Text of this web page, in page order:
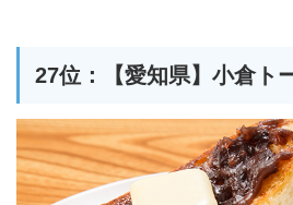
27位：【愛知県】小倉ト